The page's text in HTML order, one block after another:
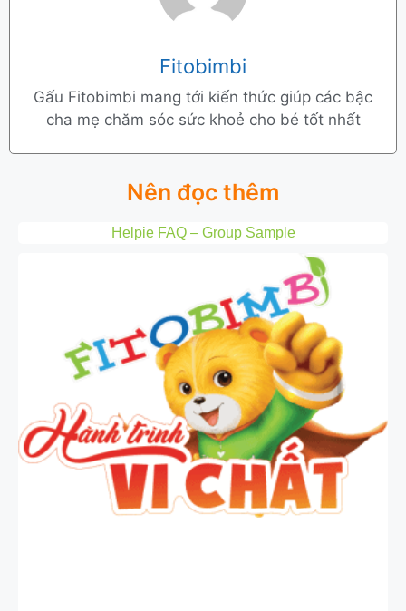
Fitobimbi
Gấu Fitobimbi mang tới kiến thức giúp các bậc
cha mẹ chăm sóc sức khoẻ cho bé tốt nhất
Nên đọc thêm
Helpie FAQ – Group Sample